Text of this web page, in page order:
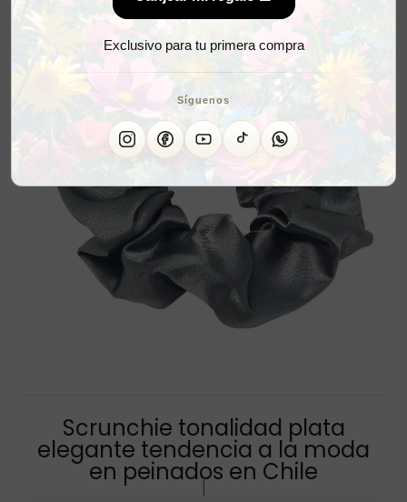
Exclusivo para tu primera compra
Síguenos
Scrunchie tonalidad plata
elegante tendencia a la moda
en peinados en Chile